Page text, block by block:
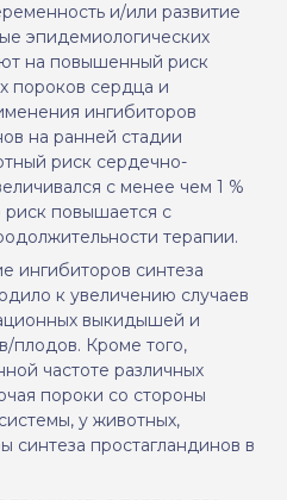
и/или развитие
эпидемиологических
на повышенный риск
пороков сердца и
ингибиторов
на ранней стадии
риск сердечно-
с менее чем 1 %
риск повышается с
терапии.
ингибиторов синтеза
к увеличению случаев
выкидышей и
плодов. Кроме того,
частоте различных
пороки со стороны
у животных,
синтеза простагландинов в